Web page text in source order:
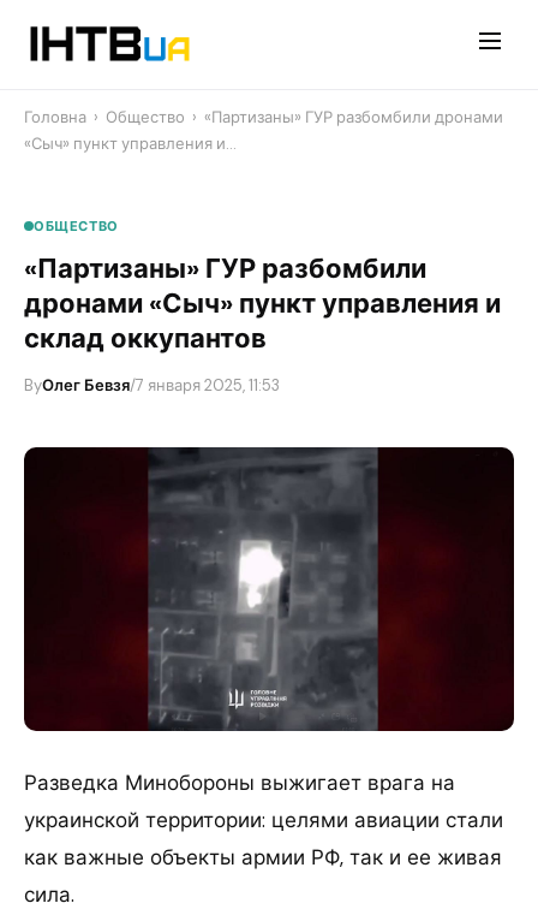
Головна › Общество › «Партизаны» ГУР разбомбили дронами
«Сыч» пункт управления и…
ОБЩЕСТВО
«Партизаны» ГУР разбомбили
дронами «Сыч» пункт управления и
склад оккупантов
ByОлег Бевзя/7 января 2025, 11:53
Разведка Минобороны выжигает врага на
украинской территории: целями авиации стали
как важные объекты армии РФ, так и ее живая
сила.